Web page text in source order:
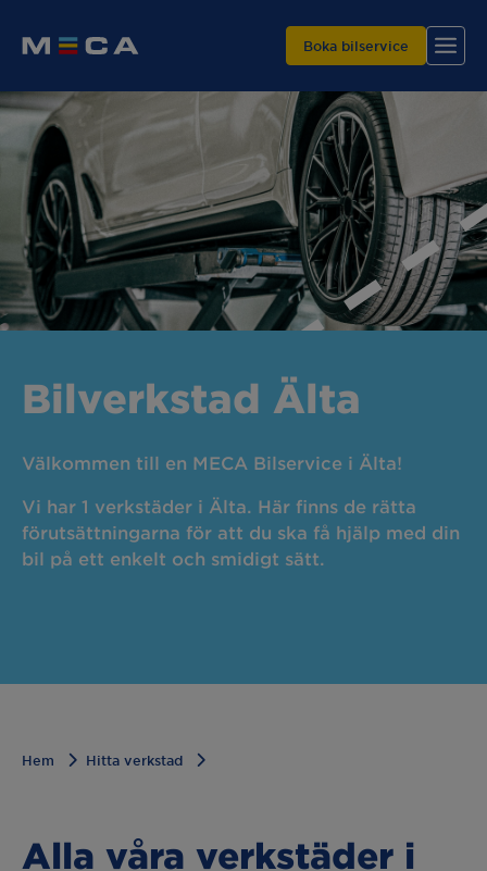
Hitta din verkstad
Våra tjänster
Varför MECA?
Boka bilservice
Bilverkstad Älta
Välkommen till en MECA Bilservice i Älta!
Vi har 1 verkstäder i Älta. Här finns de rätta
förutsättningarna för att du ska få hjälp med din
bil på ett enkelt och smidigt sätt.
Hem Hitta verkstad
Alla våra verkstäder i